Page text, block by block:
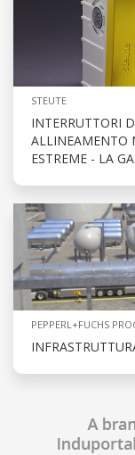
STEUTE
INTERRUTTORI
ALLINEAMENTO
ESTREME - LA
PEPPERL+FUCHS